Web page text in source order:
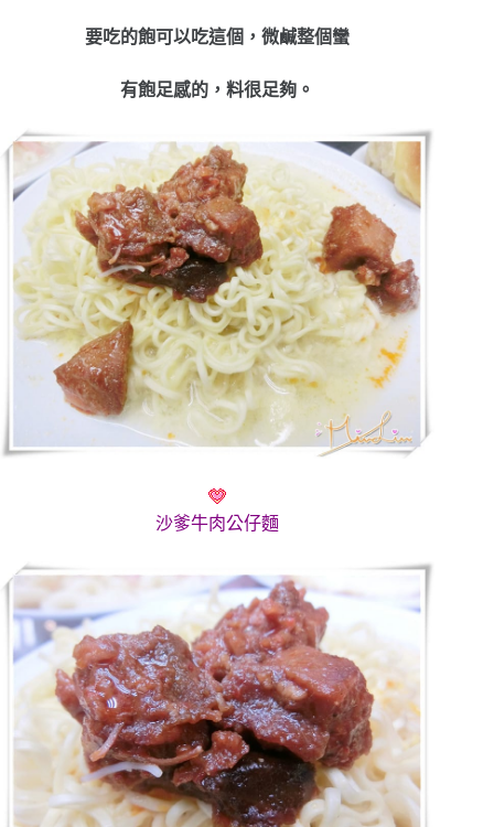
要吃的飽可以吃這個，微鹹整個蠻
有飽足感的，料很足夠。
沙爹牛肉公仔麵